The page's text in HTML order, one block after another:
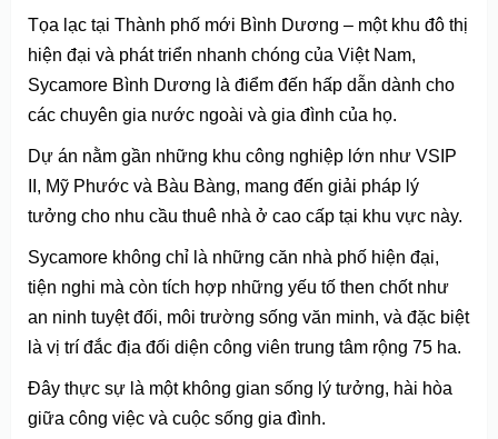
Tọa lạc tại Thành phố mới Bình Dương – một khu đô thị
hiện đại và phát triển nhanh chóng của Việt Nam,
Sycamore Bình Dương là điểm đến hấp dẫn dành cho
các chuyên gia nước ngoài và gia đình của họ.
Dự án nằm gần những khu công nghiệp lớn như VSIP
II, Mỹ Phước và Bàu Bàng, mang đến giải pháp lý
tưởng cho nhu cầu thuê nhà ở cao cấp tại khu vực này.
Sycamore không chỉ là những căn nhà phố hiện đại,
tiện nghi mà còn tích hợp những yếu tố then chốt như
an ninh tuyệt đối, môi trường sống văn minh, và đặc biệt
là vị trí đắc địa đối diện công viên trung tâm rộng 75 ha.
Đây thực sự là một không gian sống lý tưởng, hài hòa
giữa công việc và cuộc sống gia đình.